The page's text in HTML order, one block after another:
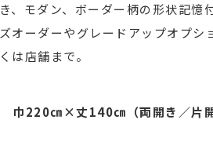
き、モダン、ボーダー柄の形状記憶
ズオーダーやグレードアップオプシ
くは店舗まで。
巾220㎝×丈140㎝（両開き／片開